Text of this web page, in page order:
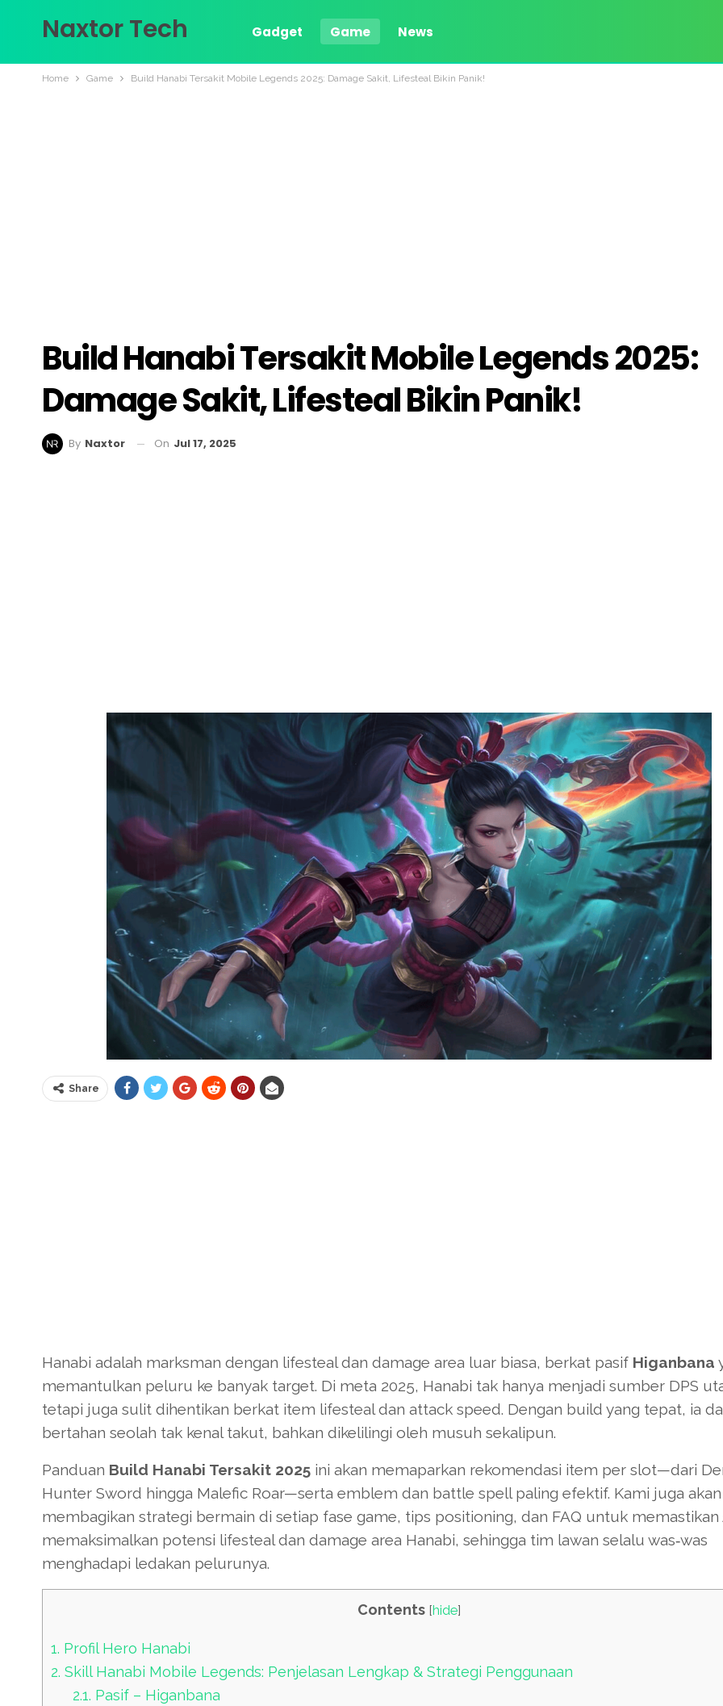
Naxtor Tech Gadget Game News
Home Game Build Hanabi Tersakit Mobile Legends 2025: Damage Sakit, Lifesteal Bikin Panik!
Build Hanabi Tersakit Mobile Legends 2025:
Damage Sakit, Lifesteal Bikin Panik!
By Naxtor On Jul 17, 2025
Share
Hanabi adalah marksman dengan lifesteal dan damage area luar biasa, berkat pasif Higanbana
memantulkan peluru ke banyak target. Di meta 2025, Hanabi tak hanya menjadi sumber DPS
tetapi juga sulit dihentikan berkat item lifesteal dan attack speed. Dengan build yang tepat, ia
bertahan seolah tak kenal takut, bahkan dikelilingi oleh musuh sekalipun.
Panduan Build Hanabi Tersakit 2025 ini akan memaparkan rekomendasi item per slot—dari
Hunter Sword hingga Malefic Roar—serta emblem dan battle spell paling efektif. Kami juga akan
membagikan strategi bermain di setiap fase game, tips positioning, dan FAQ untuk memastikan
memaksimalkan potensi lifesteal dan damage area Hanabi, sehingga tim lawan selalu was‑was
menghadapi ledakan pelurunya.
Contents [hide]
1. Profil Hero Hanabi
2. Skill Hanabi Mobile Legends: Penjelasan Lengkap & Strategi Penggunaan
2.1. Pasif – Higanbana